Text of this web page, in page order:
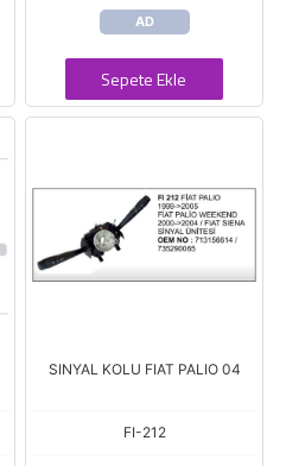
AD
Sepete Ekle
SINYAL KOLU FIAT PALIO 04
FI-212